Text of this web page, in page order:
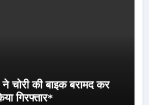
चोरी की बाइक बरामद कर
गिरफ्तार*